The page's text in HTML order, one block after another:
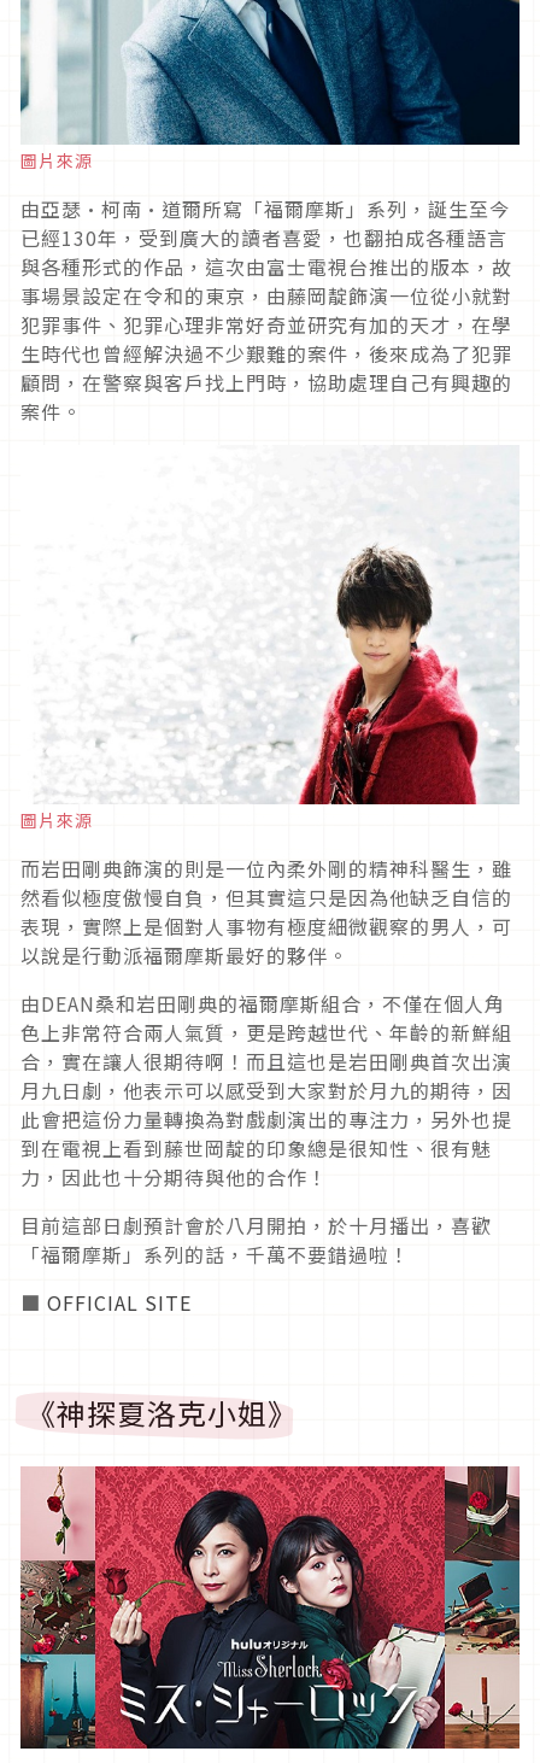
圖片來源
由亞瑟·柯南·道爾所寫「福爾摩斯」系列，誕生至今
已經130年，受到廣大的讀者喜愛，也翻拍成各種語言
與各種形式的作品，這次由富士電視台推出的版本，故
事場景設定在令和的東京，由藤岡靛飾演一位從小就對
犯罪事件、犯罪心理非常好奇並研究有加的天才，在學
生時代也曾經解決過不少艱難的案件，後來成為了犯罪
顧問，在警察與客戶找上門時，協助處理自己有興趣的
案件。
圖片來源
而岩田剛典飾演的則是一位內柔外剛的精神科醫生，雖
然看似極度傲慢自負，但其實這只是因為他缺乏自信的
表現，實際上是個對人事物有極度細微觀察的男人，可
以說是行動派福爾摩斯最好的夥伴。
由DEAN桑和岩田剛典的福爾摩斯組合，不僅在個人角
色上非常符合兩人氣質，更是跨越世代、年齡的新鮮組
合，實在讓人很期待啊！而且這也是岩田剛典首次出演
月九日劇，他表示可以感受到大家對於月九的期待，因
此會把這份力量轉換為對戲劇演出的專注力，另外也提
到在電視上看到藤世岡靛的印象總是很知性、很有魅
力，因此也十分期待與他的合作！
目前這部日劇預計會於八月開拍，於十月播出，喜歡
「福爾摩斯」系列的話，千萬不要錯過啦！
■ OFFICIAL SITE
《神探夏洛克小姐》